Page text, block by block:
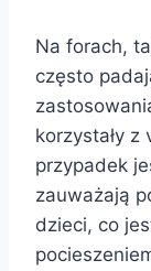
Na forach,
często
korzystały
przypadek
zauważają
dzieci, co